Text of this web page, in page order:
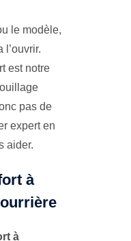
le modèle,
l’ouvrir.
est notre
pas de
expert en
aider.
à
à